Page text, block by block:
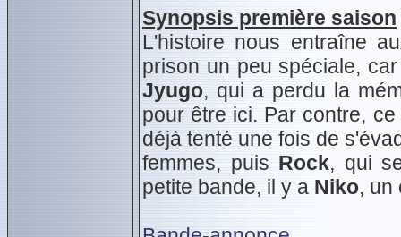
Synopsis première saison
L'histoire nous entraîne
prison un peu spéciale,
Jyugo, qui a perdu la
pour être ici. Par contre,
déjà tenté une fois de
femmes, puis Rock, qui
petite bande, il y a Niko, un